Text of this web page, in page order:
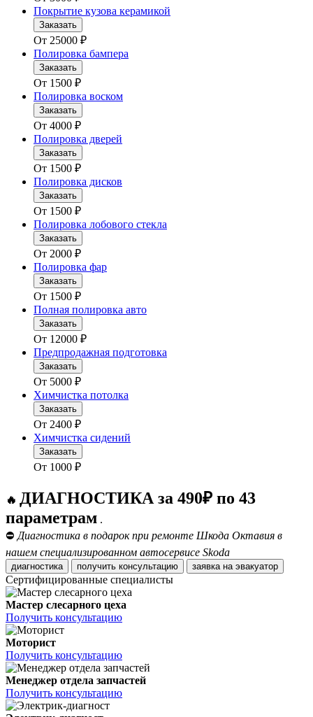
Покрытие кузова керамикой
Заказать
От 25000 ₽
Полировка бампера
Заказать
От 1500 ₽
Полировка воском
Заказать
От 4000 ₽
Полировка дверей
Заказать
От 1500 ₽
Полировка дисков
Заказать
От 1500 ₽
Полировка лобового стекла
Заказать
От 2000 ₽
Полировка фар
Заказать
От 1500 ₽
Полная полировка авто
Заказать
От 12000 ₽
Предпродажная подготовка
Заказать
От 5000 ₽
Химчистка потолка
Заказать
От 2400 ₽
Химчистка сидений
Заказать
От 1000 ₽
🔥 ДИАГНОСТИКА за 490₽ по 43
параметрам .
⛔ Диагностика в подарок при ремонте Шкода Октавия в
нашем специализированном автосервисе Skoda
диагностика получить консультацию заявка на эвакуатор
Сертифицированные специалисты
Мастер слесарного цеха
Получить консультацию
Моторист
Получить консультацию
Менеджер отдела запчастей
Получить консультацию